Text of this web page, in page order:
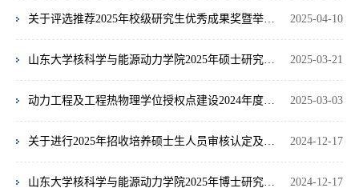
2025-04-10
关于评选推荐2025年校级研究生优秀成果奖暨举办学院第八届研究生优秀成果展的通知
2025-03-21
山东大学核科学与能源动力学院2025年硕士研究生招生复试细则及录取办法
2025-03-03
动力工程及工程热物理学位授权点建设2024年度报告
2024-12-17
关于进行2025年招收培养硕士生人员审核认定及校外导师选聘工作的通知
2024-12-17
山东大学核科学与能源动力学院2025年博士研究生招生工作安排